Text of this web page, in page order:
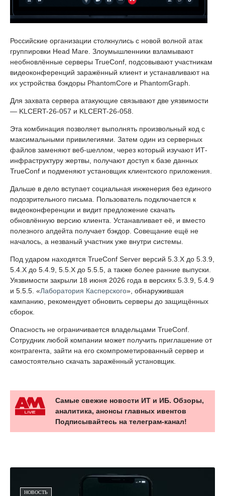
Российские организации столкнулись с новой волной атак
группировки Head Mare. Злоумышленники взламывают
необновлённые серверы TrueConf, подсовывают участникам
видеоконференций заражённый клиент и устанавливают на
их устройства бэкдоры PhantomCore и PhantomGraph.
Для захвата сервера атакующие связывают две уязвимости
— KLCERT-26-057 и KLCERT-26-058.
Эта комбинация позволяет выполнять произвольный код с
максимальными привилегиями. Затем один из серверных
файлов заменяют веб-шеллом, через который изучают ИТ-
инфраструктуру жертвы, получают доступ к базе данных
TrueConf и подменяют установщик клиентского приложения.
Дальше в дело вступает социальная инженерия без единого
подозрительного письма. Пользователь подключается к
видеоконференции и видит предложение скачать
обновлённую версию клиента. Устанавливает её, и вместо
полезного апдейта получает бэкдор. Совещание ещё не
началось, а незваный участник уже внутри системы.
Под ударом находятся TrueConf Server версий 5.3.X до 5.3.9,
5.4.X до 5.4.9, 5.5.X до 5.5.5, а также более ранние выпуски.
Уязвимости закрыли 18 июня 2026 года в версиях 5.3.9, 5.4.9
и 5.5.5. «Лаборатория Касперского», обнаружившая
кампанию, рекомендует обновить серверы до защищённых
сборок.
Опасность не ограничивается владельцами TrueConf.
Сотрудник любой компании может получить приглашение от
контрагента, зайти на его скомпрометированный сервер и
самостоятельно скачать заражённый установщик.
Самые свежие новости ИТ и ИБ. Обзоры,
аналитика, анонсы главных ивентов
Подписывайтесь на телеграм-канал!
НОВОСТЬ